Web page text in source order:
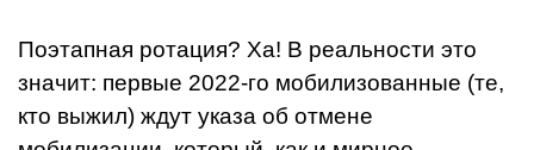
Поэтапная ротация? Ха! В реальности это
значит: первые 2022-го мобилизованные (те,
кто выжил) ждут указа об отмене